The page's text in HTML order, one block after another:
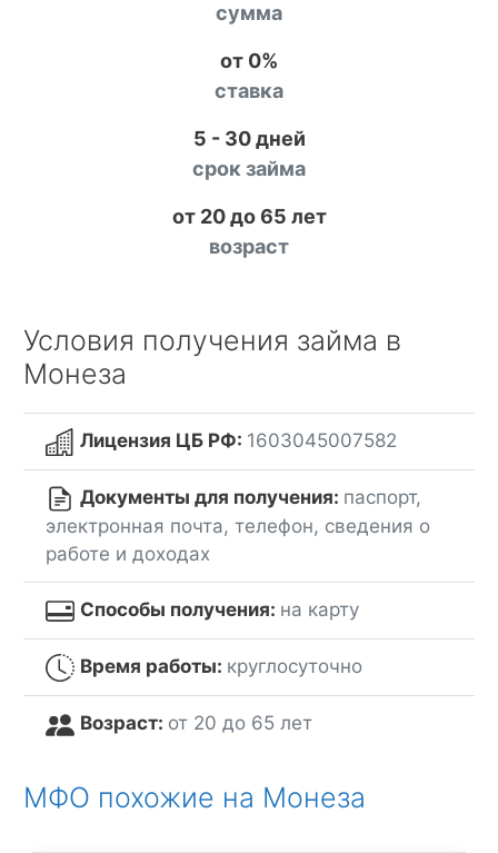
сумма
от 0%
ставка
5 - 30 дней
срок займа
от 20 до 65 лет
возраст
Условия получения займа в
Монеза
Лицензия ЦБ РФ: 1603045007582
Документы для получения: паспорт,
электронная почта, телефон, сведения о
работе и доходах
Способы получения: на карту
Время работы: круглосуточно
Возраст: от 20 до 65 лет
МФО похожие на Монеза